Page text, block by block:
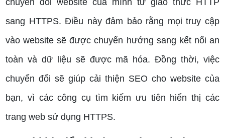
chuyển đổi website của mình từ giao thức HTTP
sang HTTPS. Điều này đảm bảo rằng mọi truy cập
vào website sẽ được chuyển hướng sang kết nối an
toàn và dữ liệu sẽ được mã hóa. Đồng thời, việc
chuyển đổi sẽ giúp cải thiện SEO cho website của
bạn, vì các công cụ tìm kiếm ưu tiên hiển thị các
trang web sử dụng HTTPS.